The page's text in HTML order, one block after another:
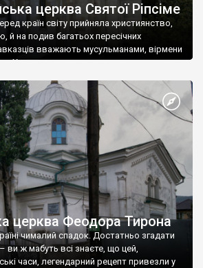
церква Святої Ріпсіме
країн світу прийняла християнство,
й на подив багатьох пересічних
вважають мусульманами, вірмени
Христа
церква Феодора Тирона
чималий спадок. Достатньо згадати
ви ж мабуть всі знаєте, що цей,
часи, легендарний рецепт привезли у